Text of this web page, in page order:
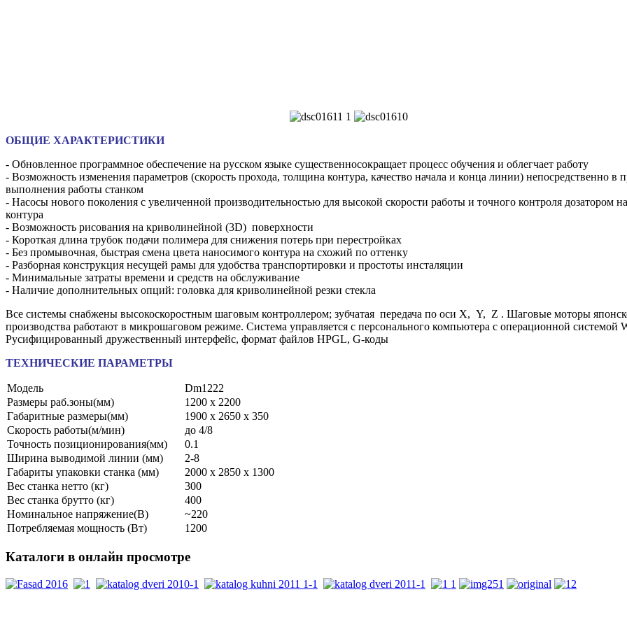
ОБЩИЕ ХАРАКТЕРИСТИКИ
- Обновленное программное обеспечение на русском языке существенносокращает процесс обучения и облегчает работу
- Возможность изменения параметров (скорость прохода, толщина контура, качество начала и конца линии) непосредственно в
выполнения работы станком
- Насосы нового поколения с увеличенной производительностью для высокой скорости работы и точного контроля дозатором
контура
- Возможность рисования на криволинейной (3D) поверхности
- Короткая длина трубок подачи полимера для снижения потерь при перестройках
- Без промывочная, быстрая смена цвета наносимого контура на схожий по оттенку
- Разборная конструкция несущей рамы для удобства транспортировки и простоты инсталяции
- Минимальные затраты времени и средств на обслуживание
- Наличие дополнительных опций: головка для криволинейной резки стекла
Все системы снабжены высокоскоростным шаговым контроллером; зубчатая передача по оси X, Y, Z . Шаговые моторы
производства работают в микрошаговом режиме. Система управляется с персонального компьютера с операционной системой
Русифицированный дружественный интерфейс, формат файлов HPGL, G-коды
ТЕХНИЧЕСКИЕ ПАРАМЕТРЫ
Модель
Dm1222
Размеры раб.зоны(мм)
1200 х 2200
Габаритные размеры(мм)
1900 х 2650 х 350
Скорость работы(м/мин)
до 4/8
Точность позиционирования(мм)
0.1
Ширина выводимой линии (мм)
2-8
Габариты упаковки станка (мм)
2000 х 2850 х 1300
Вес станка нетто (кг)
300
Вес станка брутто (кг)
400
Номинальное напряжение(В)
~220
Потребляемая мощность (Вт)
1200
Каталоги в онлайн просмотре